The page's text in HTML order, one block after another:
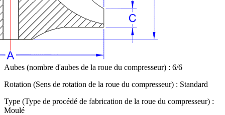
Aubes (nombre d'aubes de la roue du compresseur) : 6/6
Rotation (Sens de rotation de la roue du compresseur) : Standard
Type (Type de procédé de fabrication de la roue du compresseur) :
Moulé